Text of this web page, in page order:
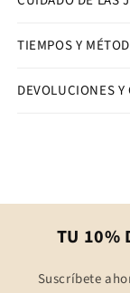
TIEMPOS Y
DEVOLUCIONES
TU 10%
Suscríbete